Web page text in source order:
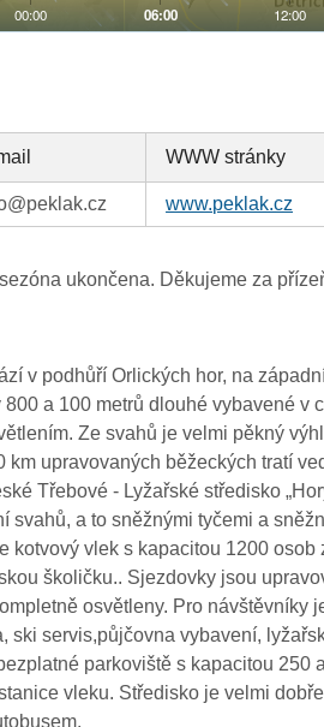
WWW stránky
www.peklak.cz
ukončena. Děkujeme za
v podhůří Orlických hor, na
a 100 metrů dlouhé vybavené v
Ze svahů je velmi pěkný
km upravovaných běžeckých tratí
Třebové - Lyžařské středisko
svahů, a to sněžnými tyčemi a
kotvový vlek s kapacitou 1200 osob
školičku.. Sjezdovky jsou
osvětleny. Pro návštěvníky
ski servis,půjčovna vybavení,
parkoviště s kapacitou 250
vleku. Středisko je velmi